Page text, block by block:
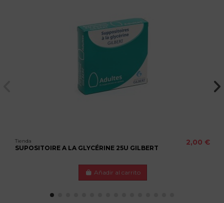
Tienda
SUPOSITOIRE A LA GLYCÉRINE 25U GILBERT
2,00 €
Añadir al carrito